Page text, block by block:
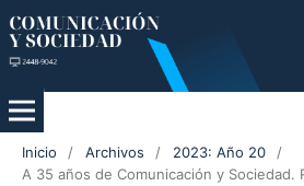
Inicio / Archivos / 2023: Año 20
/
A 35 años de Comunicación y Sociedad.